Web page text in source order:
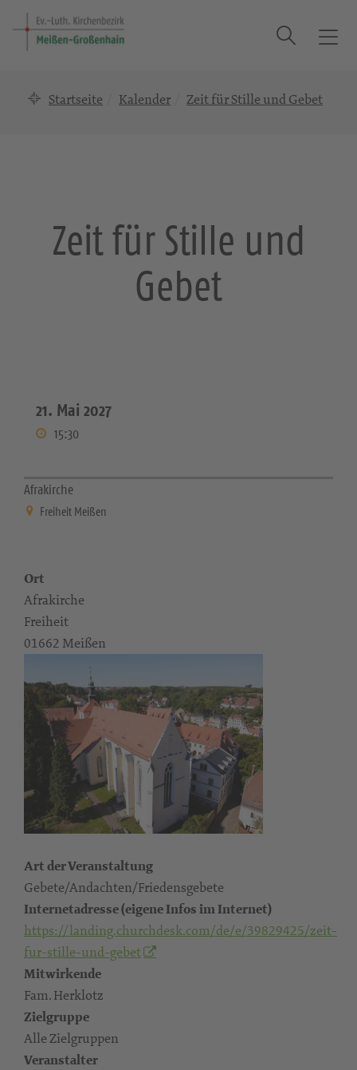
T
Suche
Startseite Kalender Zeit für Stille und Gebet
Zeit für Stille und
Gebet
21. Mai 2027
15:30
Afrakirche
Freiheit Meißen
Ort
Afrakirche
Freiheit
01662 Meißen
Art der Veranstaltung
Gebete/Andachten/Friedensgebete
Internetadresse (eigene Infos im Internet)
https://landing.churchdesk.com/de/e/39829425/zeit-
fur-stille-und-gebet
Mitwirkende
Fam. Herklotz
Zielgruppe
Alle Zielgruppen
Veranstalter